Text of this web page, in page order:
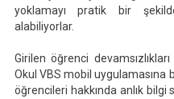
yoklamayı pratik bir
alabiliyorlar.
Girilen öğrenci
Okul VBS mobil uygulamasına
öğrencileri hakkında anlık bilgi